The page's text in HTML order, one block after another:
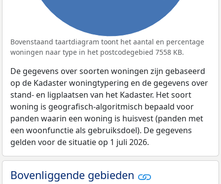
Bovenstaand taartdiagram toont het aantal en percentage
woningen naar type in het postcodegebied 7558 KB.
De gegevens over soorten woningen zijn gebaseerd
op de Kadaster woningtypering en de gegevens over
stand- en ligplaatsen van het Kadaster. Het soort
woning is geografisch-algoritmisch bepaald voor
panden waarin een woning is huisvest (panden met
een woonfunctie als gebruiksdoel). De gegevens
gelden voor de situatie op 1 juli 2026.
Bovenliggende gebieden